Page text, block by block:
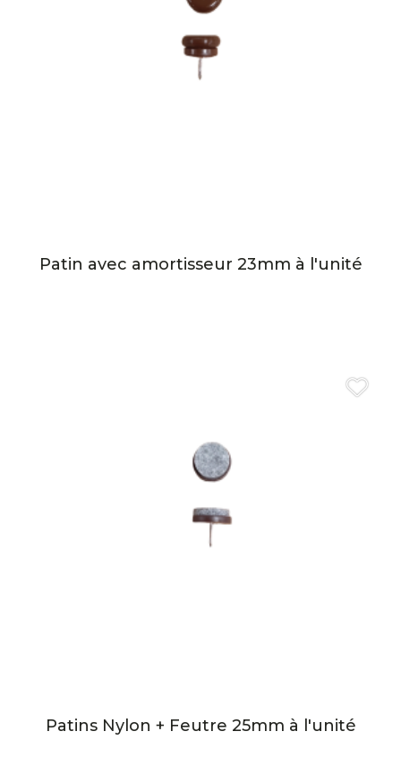
Patin avec amortisseur 23mm à l'unité
Patins Nylon + Feutre 25mm à l'unité